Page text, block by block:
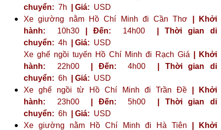
chuyển: 7h | Giá: USD
Xe giường nằm Hồ Chí Minh đi Cần Thơ
| Khởi
hành: 10h30 | Đến: 14h00
| Thời gian di
chuyển: 4h | Giá: USD
Xe ghế ngồi tuyến Hồ Chí Minh đi Rạch Giá
| Khởi
hành: 22h00 | Đến: 4h00
| Thời gian di
chuyển: 6h | Giá: USD
Xe ghế ngồi từ Hồ Chí Minh đi Trần Đề
| Khởi
hành: 23h00 | Đến: 5h00
| Thời gian di
chuyển: 6h | Giá: USD
Xe giường nằm Hồ Chí Minh đi Hà Tiên
| Khởi